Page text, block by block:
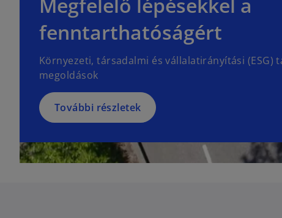
Megfelelő lépésekkel a
fenntarthatóságért
Környezeti, társadalmi és vállalatirányítási (ESG)
megoldások
További részletek